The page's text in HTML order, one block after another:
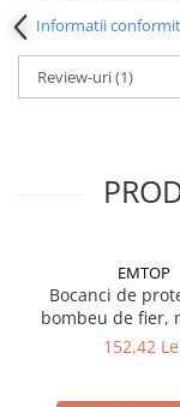
Informatii
Review-uri(1)
EMTOP
Bocanci de
bombeu de fier,
39
152,42